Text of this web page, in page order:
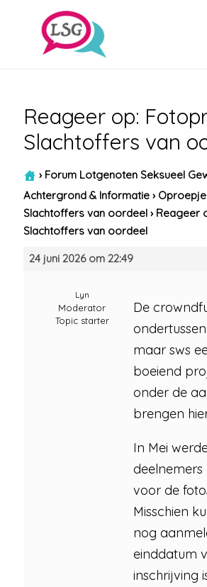
Reageer op:
Slachtoffers van
› Forum Lotgenoten Seksueel
Achtergrond & Informatie ›
Slachtoffers van oordeel › Reageer
Slachtoffers van oordeel
24 juni 2026 om 22:49
Lyn
Moderator
Topic starter
De
maar sws
boeiend
onder de
brengen
In Mei
voor de
Misschien
nog
einddatum
inschrijving